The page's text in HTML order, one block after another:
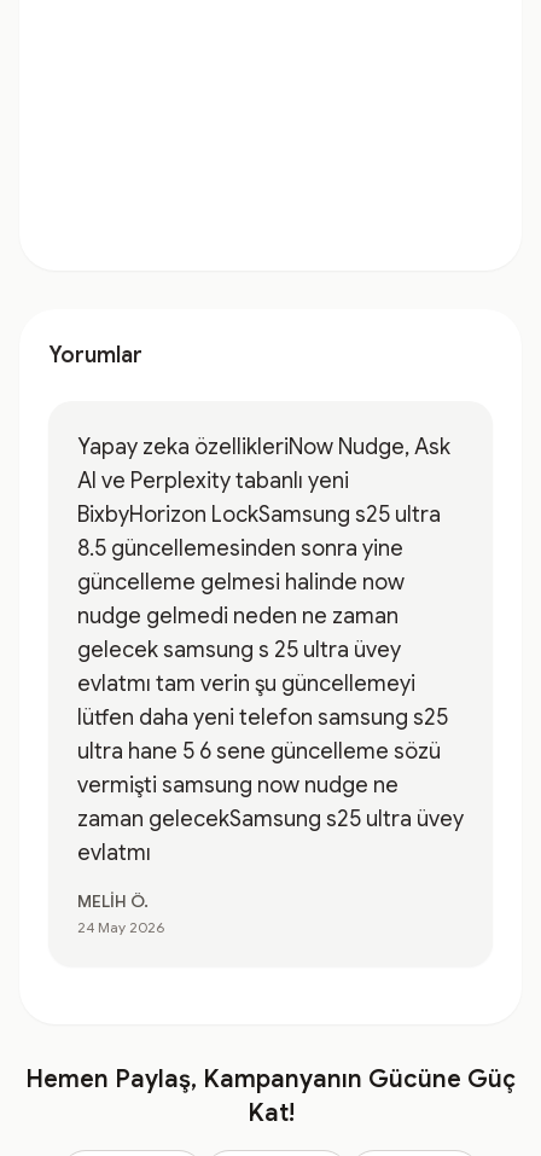
Yorumlar
Yapay zeka özellikleriNow Nudge, Ask
AI ve Perplexity tabanlı yeni
BixbyHorizon LockSamsung s25 ultra
8.5 güncellemesinden sonra yine
güncelleme gelmesi halinde now
nudge gelmedi neden ne zaman
gelecek samsung s 25 ultra üvey
evlatmı tam verin şu güncellemeyi
lütfen daha yeni telefon samsung s25
ultra hane 5 6 sene güncelleme sözü
vermişti samsung now nudge ne
zaman gelecekSamsung s25 ultra üvey
evlatmı
MELİH Ö.
24 May 2026
Hemen Paylaş, Kampanyanın Gücüne Güç
Kat!